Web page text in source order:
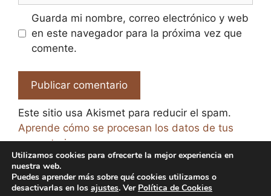
Guarda mi nombre, correo electrónico y web
en este navegador para la próxima vez que
comente.
Este sitio usa Akismet para reducir el spam.
Aprende cómo se procesan los datos de tus
comentarios.
Utilizamos cookies para ofrecerte la mejor experiencia en
nuestra web.
Puedes aprender más sobre qué cookies utilizamos o
desactivarlas en los ajustes. Ver Política de Cookies